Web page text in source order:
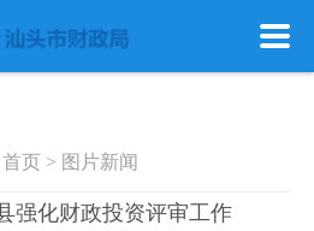
首页 > 图片新闻
强化财政投资评审工作